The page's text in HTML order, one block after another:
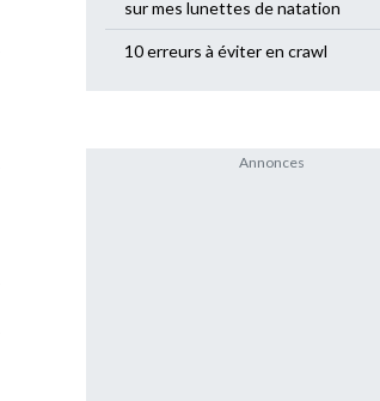
sur mes lunettes de natation
10 erreurs à éviter en crawl